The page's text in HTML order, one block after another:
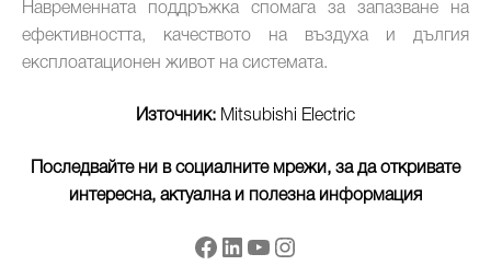
Навременната поддръжка спомага за запазване на
ефективността, качеството на въздуха и дългия
експлоатационен живот на системата.
Източник: Mitsubishi Electric
Последвайте ни в социалните мрежи, за да откривате
интересна, актуална и полезна информация